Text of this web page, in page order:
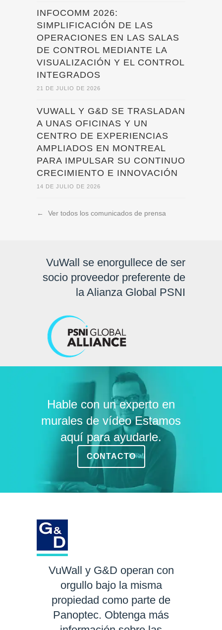
INFOCOMM 2026:
SIMPLIFICACIÓN DE LAS
OPERACIONES EN LAS SALAS
DE CONTROL MEDIANTE LA
VISUALIZACIÓN Y EL CONTROL
INTEGRADOS
21 DE JULIO DE 2026
VUWALL Y G&D SE TRASLADAN
A UNAS OFICINAS Y UN
CENTRO DE EXPERIENCIAS
AMPLIADOS EN MONTREAL
PARA IMPULSAR SU CONTINUO
CRECIMIENTO E INNOVACIÓN
14 DE JULIO DE 2026
← Ver todos los comunicados de prensa
VuWall se enorgullece de ser
socio proveedor preferente de
la Alianza Global PSNI
Hable con un experto en
murales de vídeo Estamos
aquí para ayudarle.
CONTACTO
VuWall y G&D operan con
orgullo bajo la misma
propiedad como parte de
Panoptec. Obtenga más